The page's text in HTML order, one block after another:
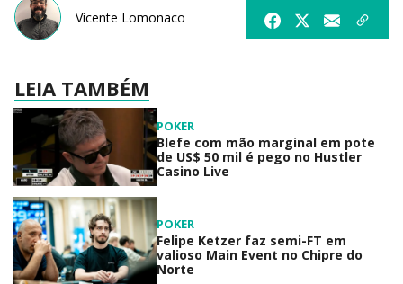
Vicente Lomonaco
LEIA TAMBÉM
POKER
Blefe com mão marginal em pote
de US$ 50 mil é pego no Hustler
Casino Live
POKER
Felipe Ketzer faz semi-FT em
valioso Main Event no Chipre do
Norte